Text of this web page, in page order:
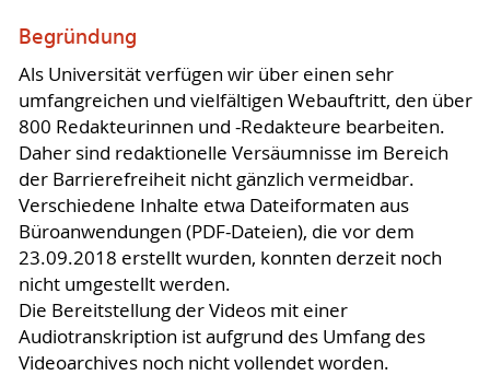
Begründung
Als Universität verfügen wir über einen sehr
umfangreichen und vielfältigen Webauftritt, den über
800 Redakteurinnen und -Redakteure bearbeiten.
Daher sind redaktionelle Versäumnisse im Bereich
der Barrierefreiheit nicht gänzlich vermeidbar.
Verschiedene Inhalte etwa Dateiformaten aus
Büroanwendungen (PDF-Dateien), die vor dem
23.09.2018 erstellt wurden, konnten derzeit noch
nicht umgestellt werden.
Die Bereitstellung der Videos mit einer
Audiotranskription ist aufgrund des Umfang des
Videoarchives noch nicht vollendet worden.